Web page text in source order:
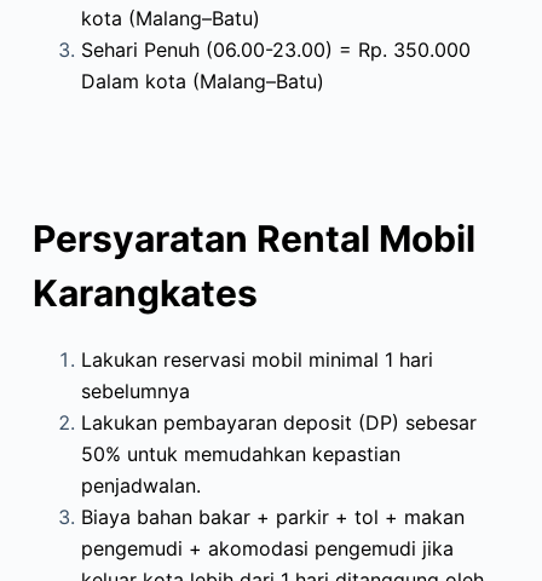
kota (Malang–Batu)
Sehari Penuh (06.00-23.00) = Rp. 350.000
Dalam kota (Malang–Batu)
Persyaratan Rental Mobil
Karangkates
Lakukan reservasi mobil minimal 1 hari
sebelumnya
Lakukan pembayaran deposit (DP) sebesar
50% untuk memudahkan kepastian
penjadwalan.
Biaya bahan bakar + parkir + tol + makan
pengemudi + akomodasi pengemudi jika